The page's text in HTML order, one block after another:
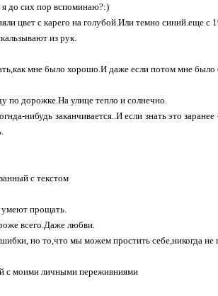
до сих пор вспоминаю?:)
цвет с карего на голубой.Или темно синий.еще с
из рук.
мне было хорошо.И даже если потом мне было
по дорожке.На улице тепло и солнечно.
нибудь заканчивается..И если знать это
с текстом
умеют прощать.
всего.Даже любви.
но то,что мы можем простить себе,никогда не
с моими личными переживниями